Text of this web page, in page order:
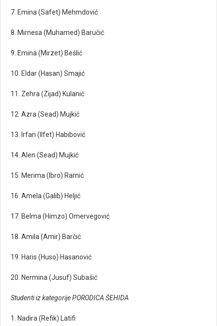
7. Emina (Safet) Mehmdović
8. Mirnesa (Muhamed) Baručić
9. Emina (Mirzet) Bešlić
10. Eldar (Hasan) Smajić
11. Zehra (Zijad) Kulanić
12. Azra (Sead) Mujkić
13. Irfan (Ilfet) Habibović
14. Alen (Sead) Mujkić
15. Merima (Ibro) Ramić
16. Amela (Galib) Heljić
17. Belma (Himzo) Omervegović
18. Amila (Amir) Barčić
19. Haris (Huso) Hasanović
20. Nermina (Jusuf) Subašić
Studenti iz kategorije PORODICA ŠEHIDA
1. Nadira (Refik) Latifi